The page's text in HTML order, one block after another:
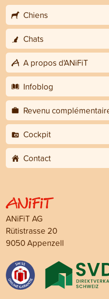
Chiens
Chats
A propos d'ANiFiT
Infoblog
Revenu
Cockpit
Contact
ANiFiT AG
Rütistrasse 20
9050 Appenzell